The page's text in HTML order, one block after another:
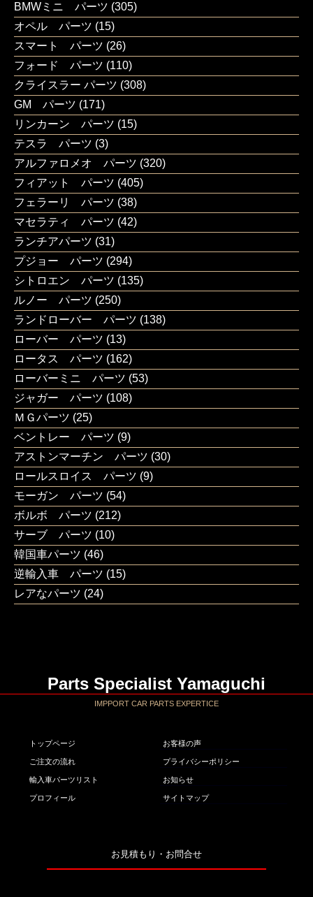
BMWミニ パーツ (305)
オペル パーツ (15)
スマート パーツ (26)
フォード パーツ (110)
クライスラー パーツ (308)
GM パーツ (171)
リンカーン パーツ (15)
テスラ パーツ (3)
アルファロメオ パーツ (320)
フィアット パーツ (405)
フェラーリ パーツ (38)
マセラティ パーツ (42)
ランチアパーツ (31)
プジョー パーツ (294)
シトロエン パーツ (135)
ルノー パーツ (250)
ランドローバー パーツ (138)
ローバー パーツ (13)
ロータス パーツ (162)
ローバーミニ パーツ (53)
ジャガー パーツ (108)
ＭＧパーツ (25)
ベントレー パーツ (9)
アストンマーチン パーツ (30)
ロールスロイス パーツ (9)
モーガン パーツ (54)
ボルボ パーツ (212)
サーブ パーツ (10)
韓国車パーツ (46)
逆輸入車 パーツ (15)
レアなパーツ (24)
Parts Specialist Yamaguchi
IMPPORT CAR PARTS EXPERTICE
トップページ
ご注文の流れ
輸入車パーツリスト
プロフィール
お客様の声
プライバシーポリシー
お知らせ
サイトマップ
お見積もり・お問合せ